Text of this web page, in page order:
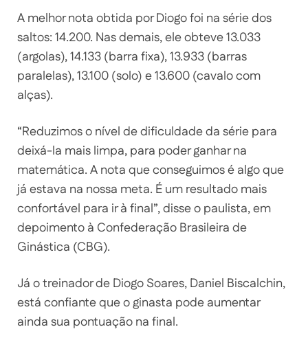
A melhor nota obtida por Diogo foi na série dos
saltos: 14.200. Nas demais, ele obteve 13.033
(argolas), 14.133 (barra fixa), 13.933 (barras
paralelas), 13.100 (solo) e 13.600 (cavalo com
alças).
“Reduzimos o nível de dificuldade da série para
deixá-la mais limpa, para poder ganhar na
matemática. A nota que conseguimos é algo que
já estava na nossa meta. É um resultado mais
confortável para ir à final”, disse o paulista, em
depoimento à Confederação Brasileira de
Ginástica (CBG).
Já o treinador de Diogo Soares, Daniel Biscalchin,
está confiante que o ginasta pode aumentar
ainda sua pontuação na final.